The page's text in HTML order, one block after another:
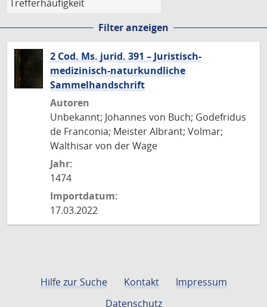
Filter anzeigen
2 Cod. Ms. jurid. 391 – Juristisch-
medizinisch-naturkundliche
Sammelhandschrift
Autoren
Unbekannt; Johannes von Buch; Godefridus
de Franconia; Meister Albrant; Volmar;
Walthisar von der Wage
Jahr:
1474
Importdatum:
17.03.2022
Hilfe zur Suche Kontakt
Impressum
Datenschutz